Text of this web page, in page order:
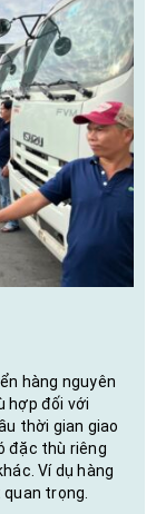
hàng nguyên
hợp đối với
thời gian giao
đặc thù riêng
Ví dụ hàng
trọng.